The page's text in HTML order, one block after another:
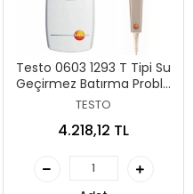
Testo 0603 1293 T Tipi Su
Geçirmez Batırma Problu
Termokupl
TESTO
4.218,12 TL